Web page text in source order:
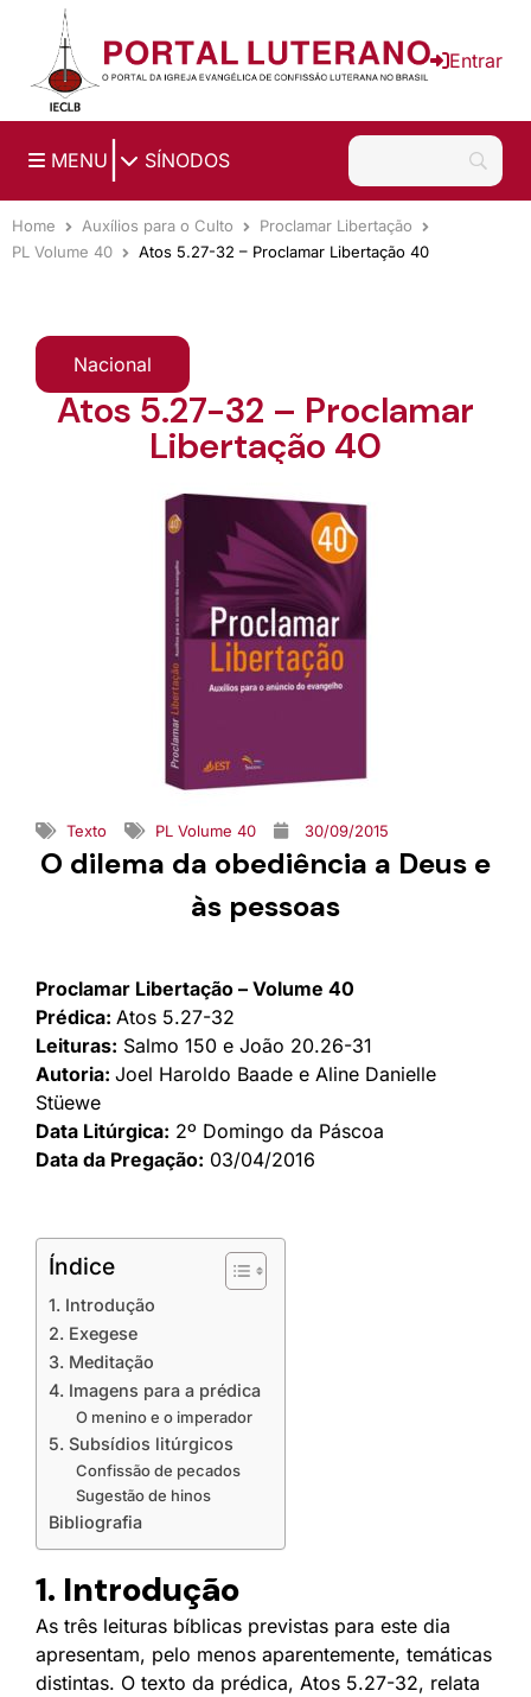
Ir para o conteúdo principal
Entrar
MENU SÍNODOS
Home Auxílios para o Culto
Proclamar Libertação
PL Volume 40
Atos 5.27-32 – Proclamar Libertação 40
Nacional
Atos 5.27-32 – Proclamar
Libertação 40
Texto PL Volume 40 30/09/2015
O dilema da obediência a Deus e
às pessoas
Proclamar Libertação – Volume 40
Prédica: Atos 5.27-32
Leituras: Salmo 150 e João 20.26-31
Autoria: Joel Haroldo Baade e Aline Danielle
Stüewe
Data Litúrgica: 2º Domingo da Páscoa
Data da Pregação: 03/04/2016
Índice
1. Introdução
2. Exegese
3. Meditação
4. Imagens para a prédica
O menino e o imperador
5. Subsídios litúrgicos
Confissão de pecados
Sugestão de hinos
Bibliografia
1. Introdução
As três leituras bíblicas previstas para este dia
apresentam, pelo menos aparentemente, temáticas
distintas. O texto da prédica, Atos 5.27-32, relata